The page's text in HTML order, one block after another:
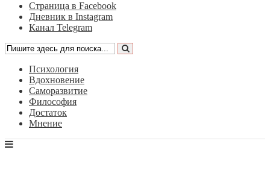
Страница в Facebook
Дневник в Instagram
Канал Telegram
Психология
Вдохновение
Саморазвитие
Философия
Достаток
Мнение